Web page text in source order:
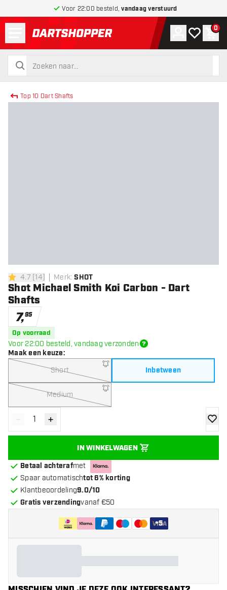
Voor 22:00 besteld,vandaag verstuurd
terug naar home pagina
zoeken
zoeken
Account
Mijn 0
Top 10 Dart Shafts
4.7 score sterren
4.7 [14] Merk: SHOT
Shot Michael Smith Koi Carbon - Dart
Shafts
7,95
Op voorraad
Voor 22:00 besteld, vandaag verzonden
Maak een keuze:
Short Inbetween
Medium
Verminder hoeveelheid
- Verhoog hoeveelheid
+
IN WINKELWAGEN
Betaal achterafmet
Spaar automatischtot 6% korting
Klantbeoordeling9.0/10
Gratis verzendingvanaf €50
+5